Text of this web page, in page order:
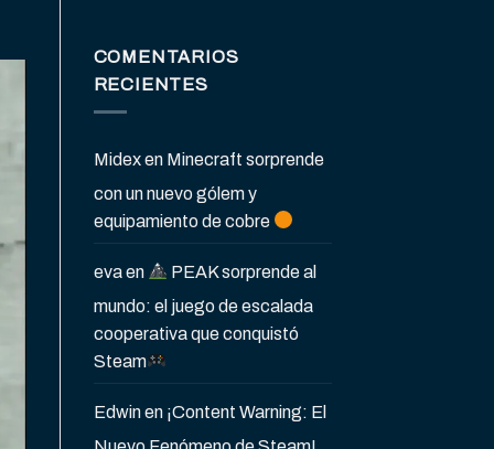
COMENTARIOS
RECIENTES
Midexen Minecraft sorprende
con un nuevo gólem y
equipamiento de cobre
evaen
PEAK sorprende al
mundo: el juego de escalada
cooperativa que conquistó
Steam
Edwinen ¡Content Warning: El